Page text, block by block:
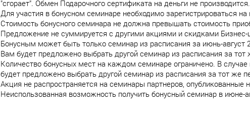
"сгорает". Обмен Подарочного сертификата на деньги не производится.
Для участия в бонусном семинаре необходимо зарегистрироваться
Стоимость бонусного семинара не должна превышать стоимость
Предложение не суммируется с другими акциями и скидками
Бонусным может быть только семинар из расписания за июнь-
Вам будет предложено выбрать другой семинар из расписания за
Количество бонусных мест на каждом семинаре ограничено. В
будет предложено выбрать другой семинар из расписания за тот же
Акция не распространяется на семинары партнеров, опубликованные
Неиспользованная возможность получить бонусный семинар в июне-